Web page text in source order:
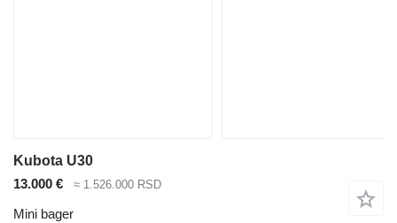
Kubota U30
13.000 €
≈ 1.526.000 RSD
Mini bager